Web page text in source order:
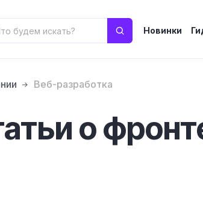
Новинки
Веб-разработка
о